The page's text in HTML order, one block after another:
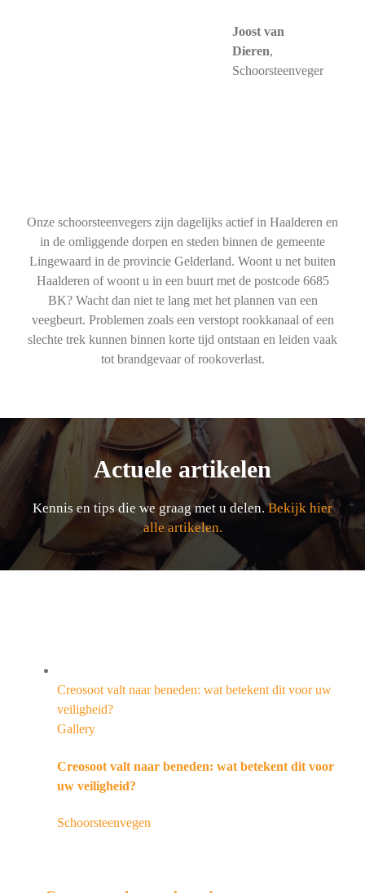
Joost van
Dieren,
Schoorsteenveger
Onze schoorsteenvegers zijn dagelijks actief in Haalderen en
in de omliggende dorpen en steden binnen de gemeente
Lingewaard in de provincie Gelderland. Woont u net buiten
Haalderen of woont u in een buurt met de postcode 6685
BK? Wacht dan niet te lang met het plannen van een
veegbeurt. Problemen zoals een verstopt rookkanaal of een
slechte trek kunnen binnen korte tijd ontstaan en leiden vaak
tot brandgevaar of rookoverlast.
Actuele artikelen
Kennis en tips die we graag met u delen.Bekijk hier
alle artikelen.
Creosoot valt naar beneden: wat betekent dit voor uw
veiligheid?
Gallery
Creosoot valt naar beneden: wat betekent dit voor
uw veiligheid?
Schoorsteenvegen